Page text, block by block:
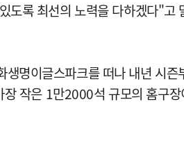
도록 최선의 노력을 다하겠다"고
명이글스파크를 떠나 내년 시즌
작은 1만2000석 규모의 홈구